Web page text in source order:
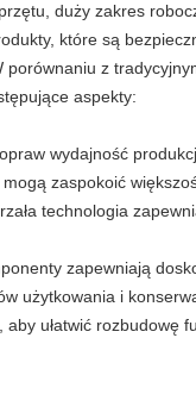
duży zakres
które są
porównaniu z
aspekty:
wydajność
zaspokoić
technologia
zapewniają
użytkowania i
ułatwić rozbudowę